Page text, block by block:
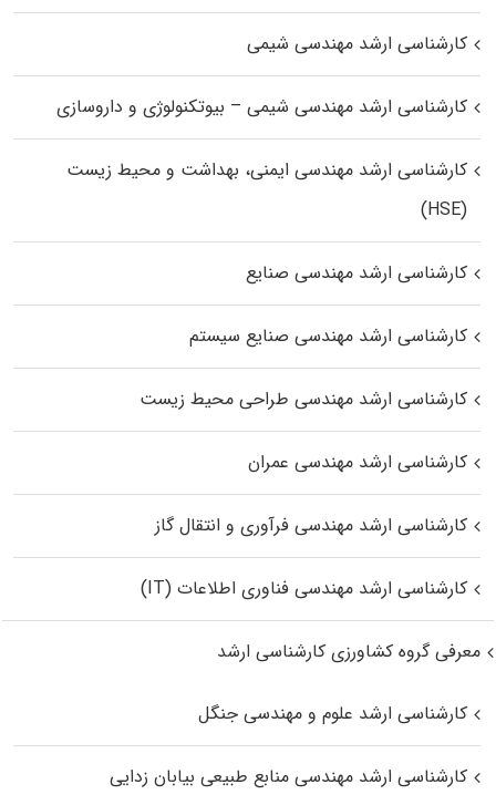
کارشناسی ارشد مهندسی شیمی
کارشناسی ارشد مهندسی شیمی – بیوتکنولوژی و داروسازی
کارشناسی ارشد مهندسی ایمنی، بهداشت و محیط زیست
(HSE)
کارشناسی ارشد مهندسی صنایع
کارشناسی ارشد مهندسی صنایع سیستم
کارشناسی ارشد مهندسی طراحی محیط زیست
کارشناسی ارشد مهندسی عمران
کارشناسی ارشد مهندسی فرآوری و انتقال گاز
کارشناسی ارشد مهندسی فناوری اطلاعات (IT)
معرفی گروه کشاورزی کارشناسی ارشد
کارشناسی ارشد علوم و مهندسی جنگل
کارشناسی ارشد مهندسی منابع طبیعی بیابان زدایی